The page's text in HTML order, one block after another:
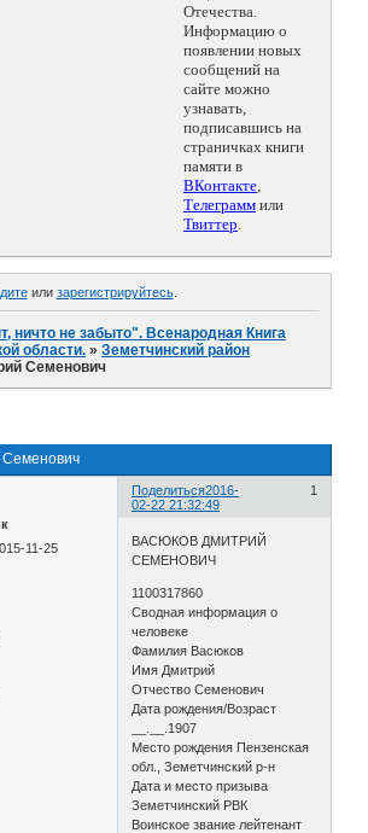
Отечества.
Информацию о
появлении новых
сообщений на
сайте можно
узнавать,
подписавшись на
страничках книги
памяти в
ВКонтакте,
Телеграмм или
Твиттер.
или зарегистрируйтесь.
ничто не забыто". Всенародная Книга
области. »Земетчинский район
Семенович
Семенович
Поделиться 1
2016-
02-22 21:32:49
11-25
ВАСЮКОВ ДМИТРИЙ
СЕМЕНОВИЧ
1100317860
Сводная информация о
человеке
Фамилия Васюков
Имя Дмитрий
Отчество Семенович
Дата рождения/Возраст
__.__.1907
Место рождения Пензенская
обл., Земетчинский р-н
Дата и место призыва
Земетчинский РВК
Воинское звание лейтенант